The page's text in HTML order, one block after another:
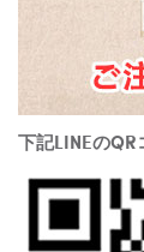
下記LINEの